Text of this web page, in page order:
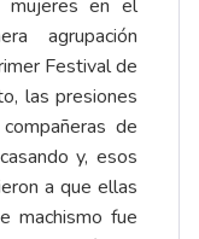
en el
agrupación
Festival de
las presiones
de
y, esos
a que ellas
machismo fue